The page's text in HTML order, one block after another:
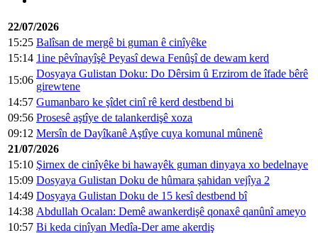
22/07/2026
15:25 Balîsan de mergê bi guman ê cinîyêke
15:14 1ine pêvînayîşê Peyasî dewa Fenûşî de dewam kerd
15:06
Dosyaya Gulistan Doku: Do Dêrsim û Erzirom de îfade bêrê
girewtene
14:57 Gumanbaro ke şîdet cinî rê kerd destbend bi
09:56 Prosesê aştîye de talankerdişê xoza
09:12 Mersîn de Dayîkanê Aştîye cuya komunal mûnenê
21/07/2026
15:10 Şirnex de cinîyêke bi hawayêk guman dinyaya xo bedelnaye
15:09 Dosyaya Gulistan Doku de hûmara şahidan vejîya 2
14:49 Dosyaya Gulistan Doku de 15 kesî destbend bî
14:38 Abdullah Ocalan: Demê awankerdişê qonaxê qanûnî ameyo
10:57 Bi keda cinîyan Medîa-Der ame akerdiş